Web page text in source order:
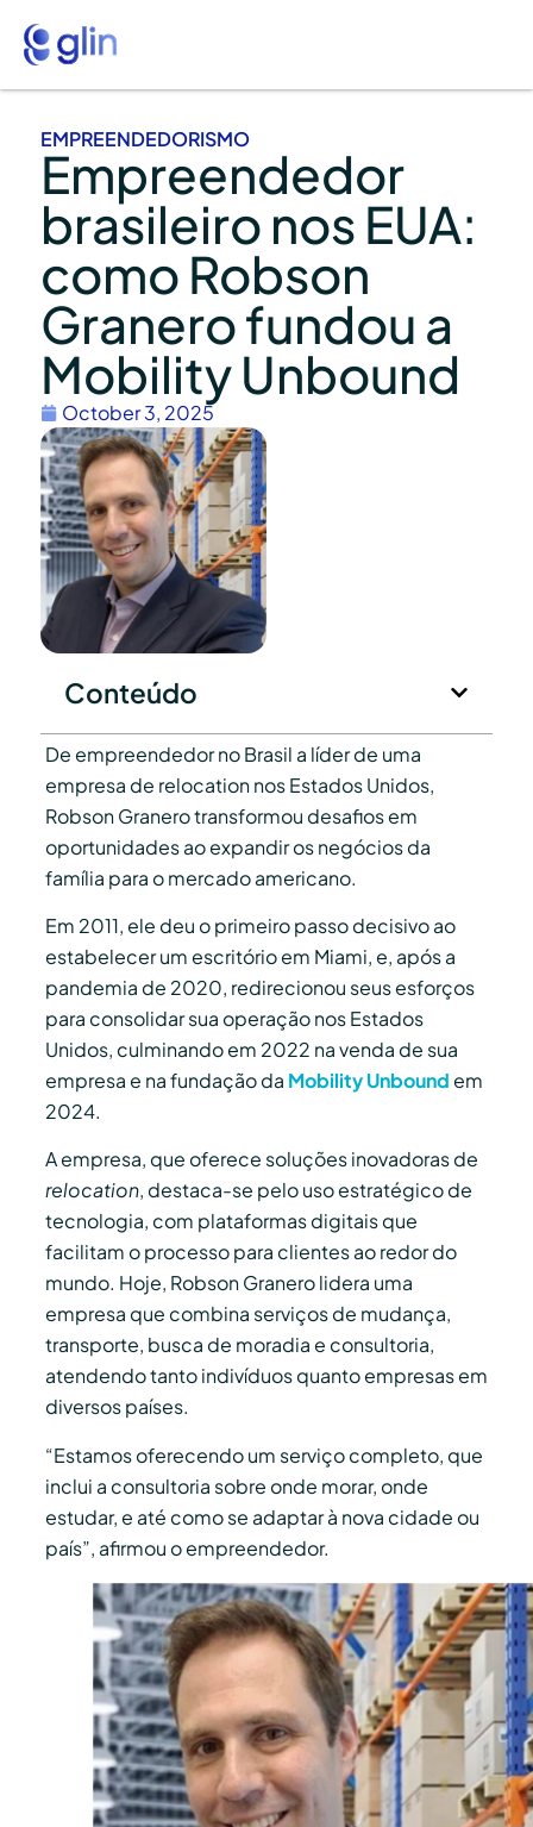
EMPREENDEDORISMO
Empreendedor
brasileiro nos EUA:
como Robson
Granero fundou a
Mobility Unbound
October 3, 2025
Conteúdo
De empreendedor no Brasil a líder de uma
empresa de relocation nos Estados Unidos,
Robson Granero transformou desafios em
oportunidades ao expandir os negócios da
família para o mercado americano.
Em 2011, ele deu o primeiro passo decisivo ao
estabelecer um escritório em Miami, e, após a
pandemia de 2020, redirecionou seus esforços
para consolidar sua operação nos Estados
Unidos, culminando em 2022 na venda de sua
empresa e na fundação da Mobility Unboundem
2024.
A empresa, que oferece soluções inovadoras de
relocation, destaca-se pelo uso estratégico de
tecnologia, com plataformas digitais que
facilitam o processo para clientes ao redor do
mundo. Hoje, Robson Granero lidera uma
empresa que combina serviços de mudança,
transporte, busca de moradia e consultoria,
atendendo tanto indivíduos quanto empresas em
diversos países.
“Estamos oferecendo um serviço completo, que
inclui a consultoria sobre onde morar, onde
estudar, e até como se adaptar à nova cidade ou
país”, afirmou o empreendedor.